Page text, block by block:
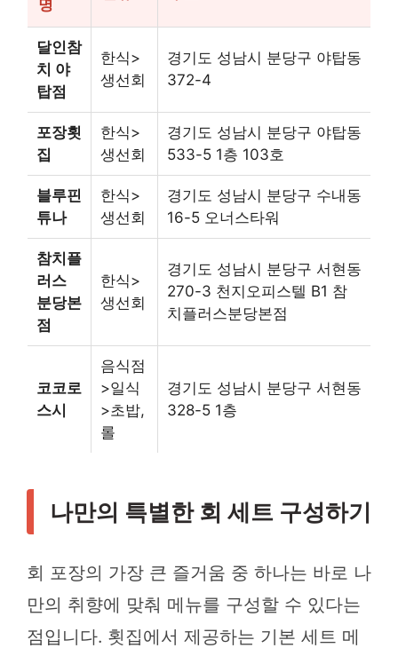
명
달인참
치 야
탑점
한식>
생선회
경기도 성남시 분당구 야탑동
372-4
포장횟
집
한식>
생선회
경기도 성남시 분당구 야탑동
533-5 1층 103호
블루핀
튜나
한식>
생선회
경기도 성남시 분당구 수내동
16-5 오너스타워
참치플
러스
분당본
점
한식>
생선회
경기도 성남시 분당구 서현동
270-3 천지오피스텔 B1 참
치플러스분당본점
코코로
스시
음식점
>일식
>초밥,
롤
경기도 성남시 분당구 서현동
328-5 1층
나만의 특별한 회 세트 구성하기
회 포장의 가장 큰 즐거움 중 하나는 바로 나
만의 취향에 맞춰 메뉴를 구성할 수 있다는
점입니다. 횟집에서 제공하는 기본 세트 메